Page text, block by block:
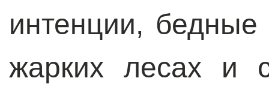
интенции,
жарких лесах и